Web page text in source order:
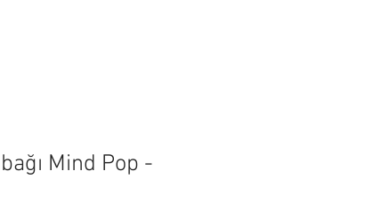
Mind Pop -